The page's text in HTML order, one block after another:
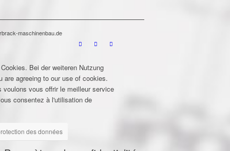
maschinenbau.de
Bei der weiteren Nutzung
agreeing to our use of cookies.
voulons vous offrir le meilleur service
consentez à l'utilisation de
des données